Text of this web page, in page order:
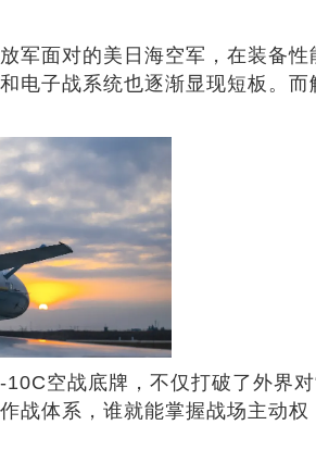
军面对的美日海空军，在装备
电子战系统也逐渐显现短板。
空战底牌，不仅打破了外界
战体系，谁就能掌握战场主动